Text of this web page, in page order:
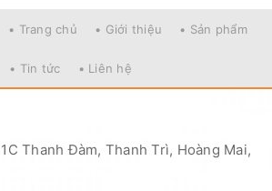
• Trang chủ • Giới thiệu • Sản phẩm
• Tin tức • Liên hệ
Thanh Đàm, Thanh Trì, Hoàng Mai,